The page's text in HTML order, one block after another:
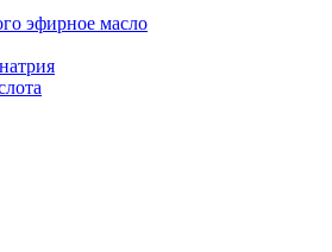
эфирное масло